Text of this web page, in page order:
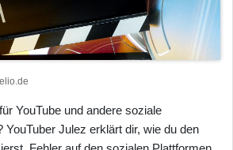
YouTube und andere soziale
YouTuber Julez erklärt dir, wie du den